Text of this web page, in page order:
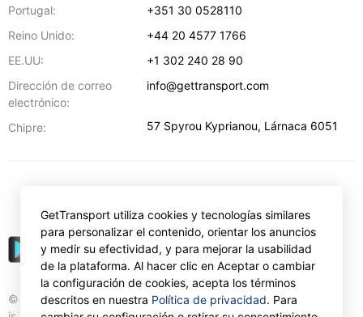
Portugal:
+351 30 0528110
Reino Unido:
+44 20 4577 1766
EE.UU:
+1 302 240 28 90
Dirección de correo
electrónico:
info@gettransport.com
Chipre: 57 Spyrou Kyprianou, Lárnaca 6051
© Gettransport International Limited. GetTransport®
GetTransport utiliza cookies y tecnologías similares
para personalizar el contenido, orientar los anuncios
y medir su efectividad, y para mejorar la usabilidad
de la plataforma. Al hacer clic en Aceptar o cambiar
la configuración de cookies, acepta los términos
descritos en nuestra Política de privacidad. Para